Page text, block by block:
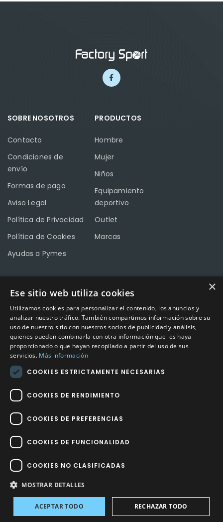
SOBRE NOSOTROS
Contacto
Condiciones de
envío
Formas de pago
Aviso Legal
Política de Privacidad
Política de Cookies
Ayudas a Pymes
PRODUCTOS
Hombre
Mujer
Niños
Equipamiento
deportivo
Outlet
Marcas
CONTACTO
Calle Méndez Núñez nº3 – Fuente Palmera 14120 Córdoba
Teléfono957 04 96 57
Emailinfo@factory-sport.es
HORARIO COMERCIAL
Lunes a viernes
10:00 a 14:00 / 18:00 a 21:00
Factory Sport 2023© – Todos los derechos reservados | Hecho por
Impulsoh Performance Marketing
INICIO TIENDA INICIAR SESIÓN
×
Ese sitio web utiliza cookies
Utilizamos cookies para personalizar el contenido, los anuncios y
analizar nuestro tráfico. También compartimos información sobre su
uso de nuestro sitio con nuestros socios de publicidad y análisis,
quienes pueden combinarla con otra información que les haya
proporcionado o que hayan recopilado a partir del uso de sus
servicios. Más información
COOKIES ESTRICTAMENTE NECESARIAS
COOKIES DE RENDIMIENTO
COOKIES DE PREFERENCIAS
COOKIES DE FUNCIONALIDAD
COOKIES NO CLASIFICADAS
MOSTRAR DETALLES
ACEPTAR TODO RECHAZAR TODO